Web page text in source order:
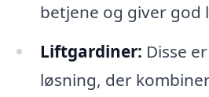
betjene og giver god
Liftgardiner: Disse
løsning, der